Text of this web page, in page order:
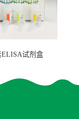
ELISA试剂盒